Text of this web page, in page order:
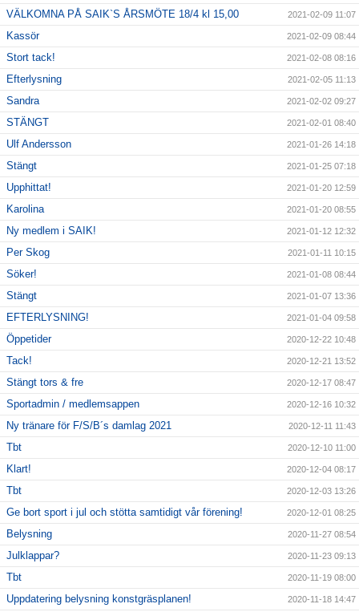
VÄLKOMNA PÅ SAIK`S ÅRSMÖTE 18/4 kl 15,00 2021-02-09 11:07
Kassör 2021-02-09 08:44
Stort tack! 2021-02-08 08:16
Efterlysning 2021-02-05 11:13
Sandra 2021-02-02 09:27
STÄNGT 2021-02-01 08:40
Ulf Andersson 2021-01-26 14:18
Stängt 2021-01-25 07:18
Upphittat! 2021-01-20 12:59
Karolina 2021-01-20 08:55
Ny medlem i SAIK! 2021-01-12 12:32
Per Skog 2021-01-11 10:15
Söker! 2021-01-08 08:44
Stängt 2021-01-07 13:36
EFTERLYSNING! 2021-01-04 09:58
Öppetider 2020-12-22 10:48
Tack! 2020-12-21 13:52
Stängt tors & fre 2020-12-17 08:47
Sportadmin / medlemsappen 2020-12-16 10:32
Ny tränare för F/S/B´s damlag 2021 2020-12-11 11:43
Tbt 2020-12-10 11:00
Klart! 2020-12-04 08:17
Tbt 2020-12-03 13:26
Ge bort sport i jul och stötta samtidigt vår förening! 2020-12-01 08:25
Belysning 2020-11-27 08:54
Julklappar? 2020-11-23 09:13
Tbt 2020-11-19 08:00
Uppdatering belysning konstgräsplanen! 2020-11-18 14:47